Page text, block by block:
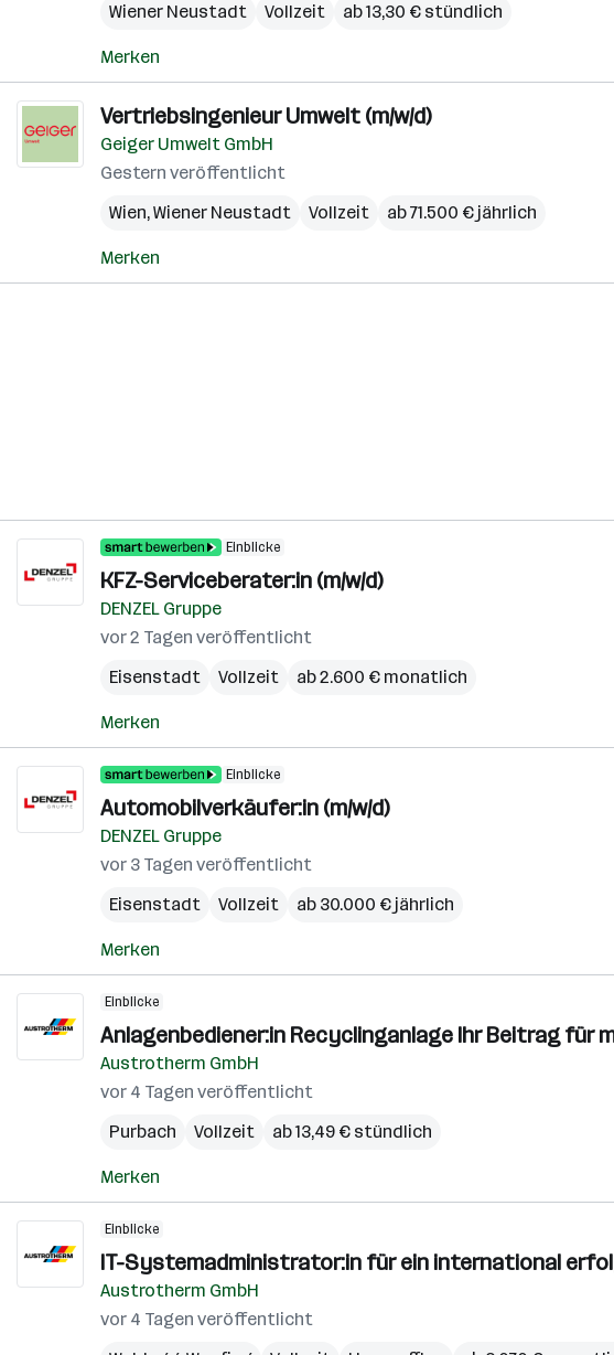
Wiener Neustadt
Vollzeit ab 13,30 € stündlich
Merken
Vertriebsingenieur Umwelt (m/w/d)
Geiger Umwelt GmbH
Gestern veröffentlicht
Wien,Wiener Neustadt Vollzeit ab 71.500 € jährlich
Merken
Einblicke
KFZ-Serviceberater:in (m/w/d)
DENZEL Gruppe
vor 2 Tagen veröffentlicht
Eisenstadt
Vollzeit ab 2.600 € monatlich
Merken
Einblicke
Automobilverkäufer:in (m/w/d)
DENZEL Gruppe
vor 3 Tagen veröffentlicht
Eisenstadt
Vollzeit ab 30.000 € jährlich
Merken
Einblicke
Anlagenbediener:in Recyclinganlage Ihr Beitrag für
Austrotherm GmbH
vor 4 Tagen veröffentlicht
Purbach
Vollzeit ab 13,49 € stündlich
Merken
Einblicke
IT-Systemadministrator:in für ein international
Austrotherm GmbH
vor 4 Tagen veröffentlicht